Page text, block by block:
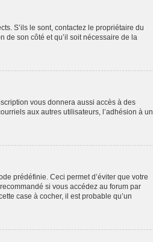
S’ils le sont, contactez le propriétaire du
son côté et qu’il soit nécessaire de la
vous donnera aussi accès à des
aux autres utilisateurs, l’adhésion à un
prédéfinie. Ceci permet d’éviter que votre
si vous accédez au forum par
case à cocher, il est probable qu’un